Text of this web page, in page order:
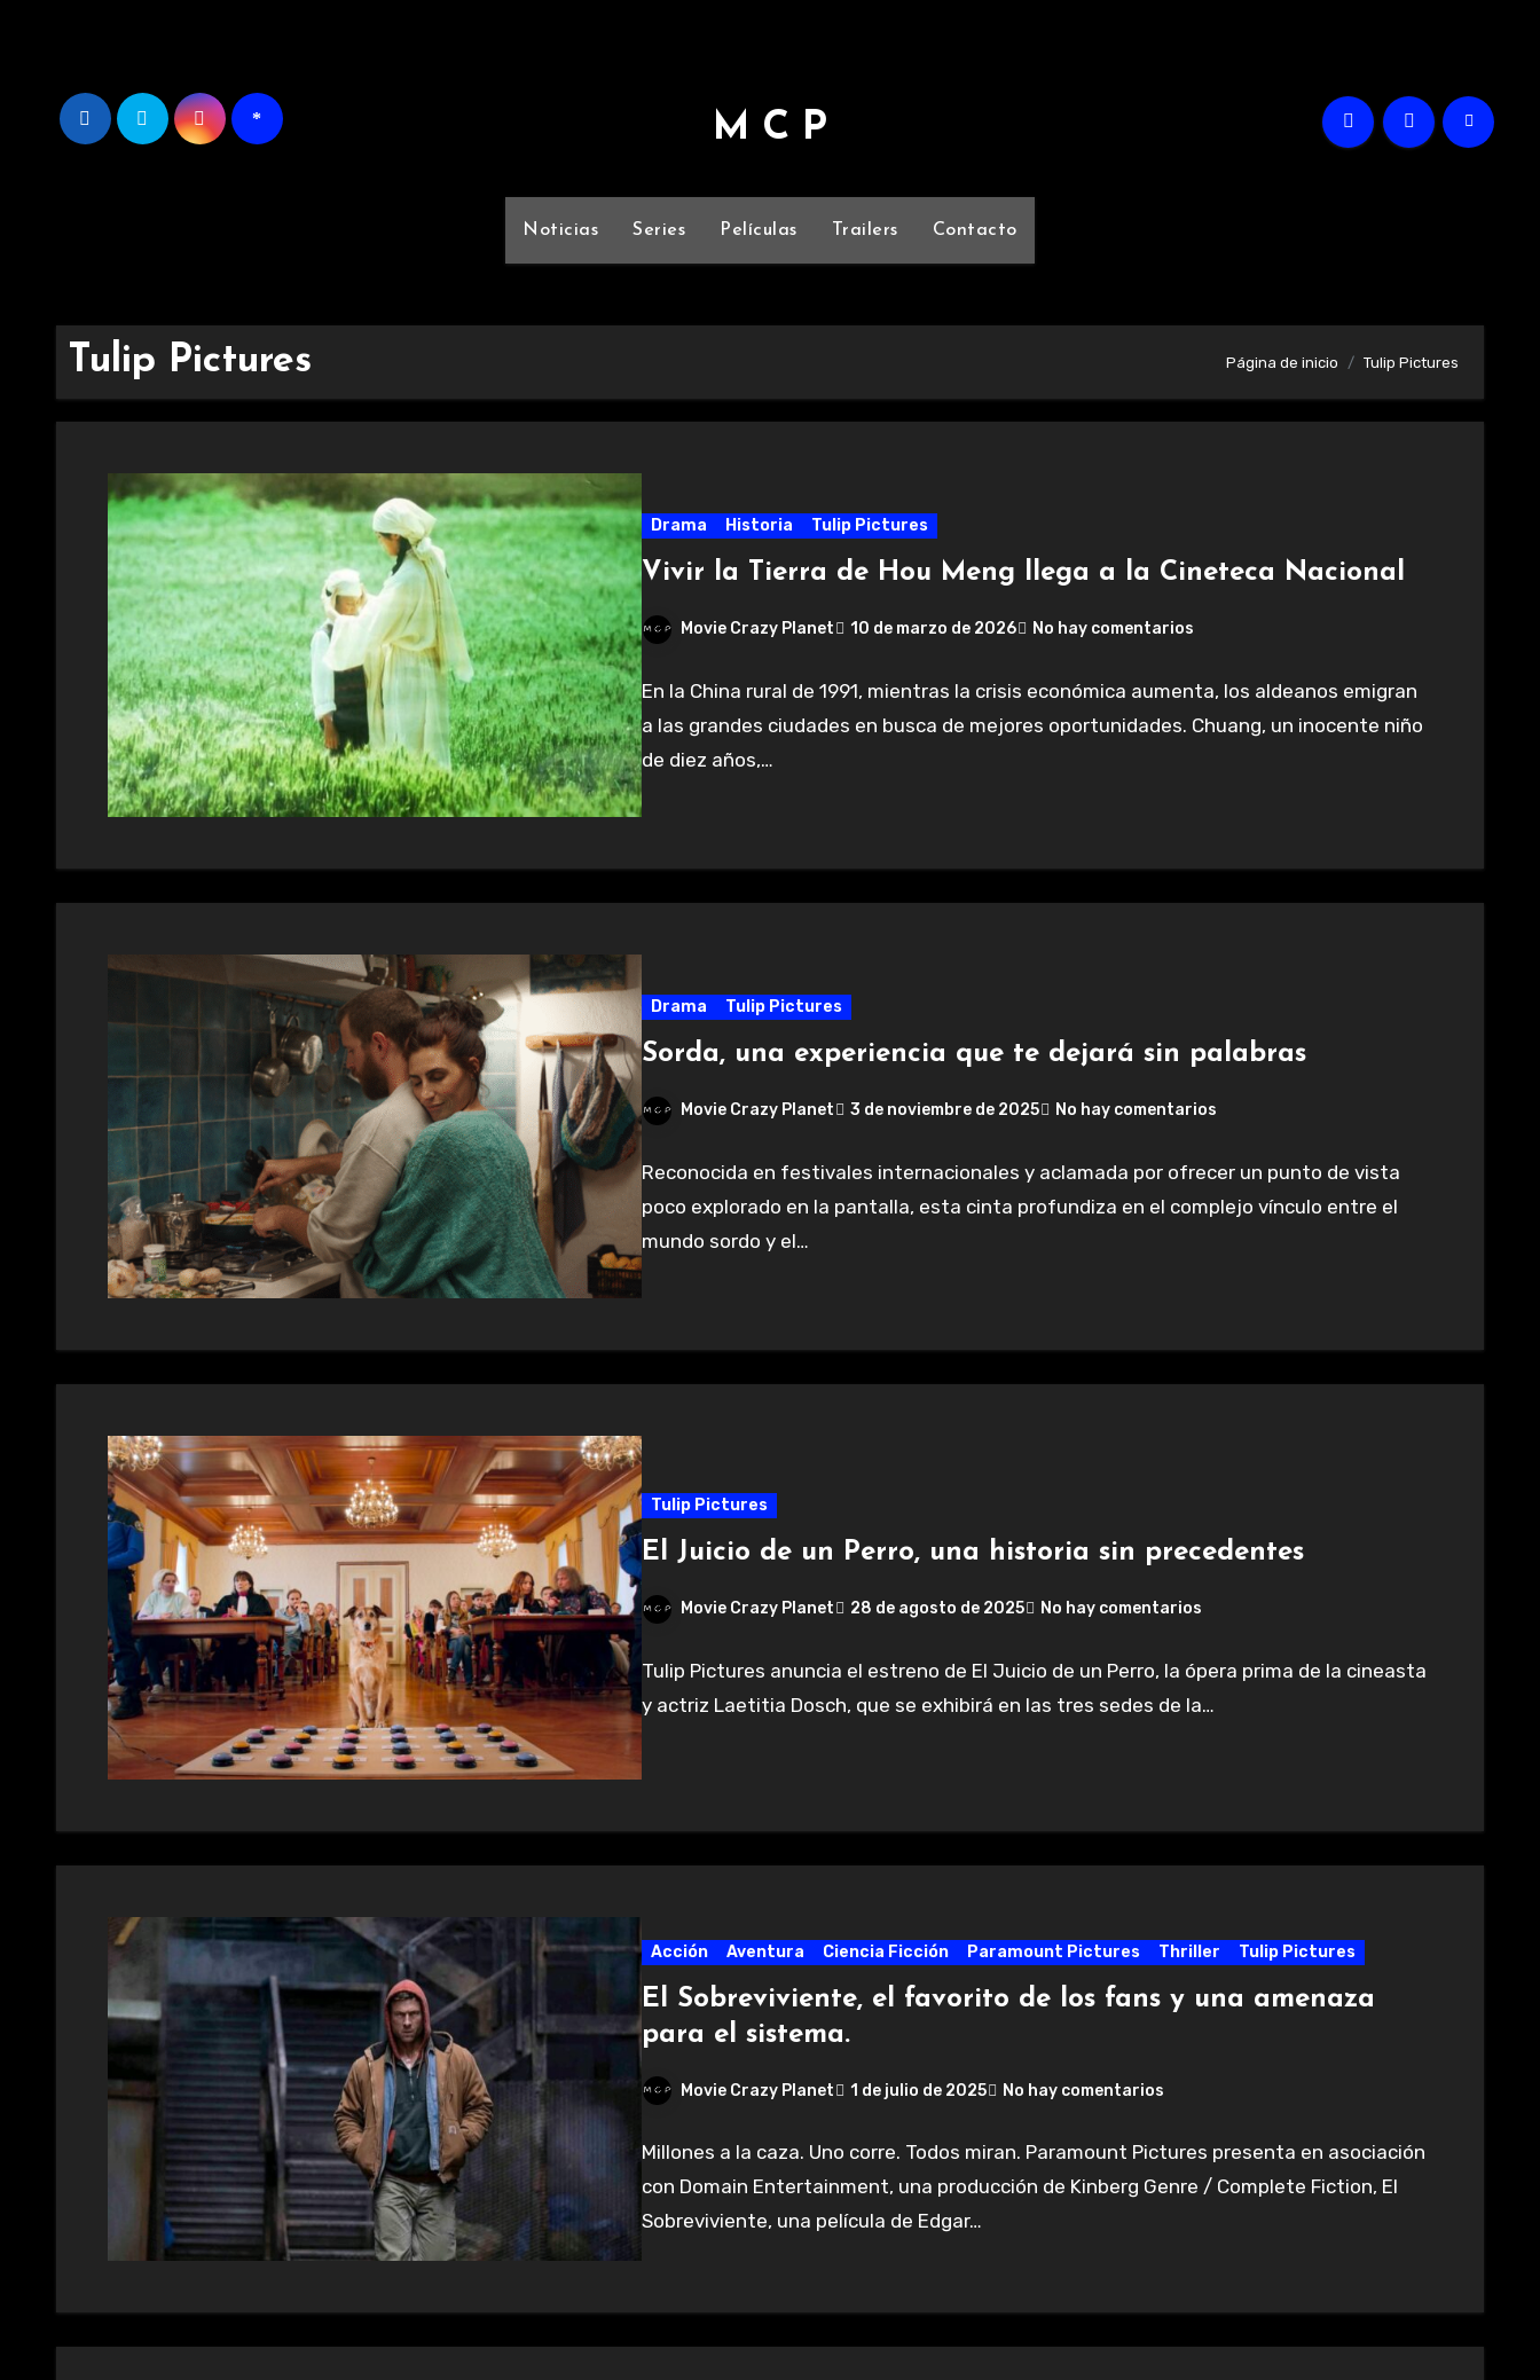
M C P
Noticias Series Películas Trailers Contacto
Tulip Pictures Página de inicio Tulip Pictures
Drama Historia Tulip Pictures
Vivir la Tierra de Hou Meng llega a la Cineteca Nacional
Movie Crazy Planet 10 de marzo de 2026 No hay comentarios
En la China rural de 1991, mientras la crisis económica aumenta, los aldeanos emigran
a las grandes ciudades en busca de mejores oportunidades. Chuang, un inocente niño
de diez años,…
Drama Tulip Pictures
Sorda, una experiencia que te dejará sin palabras
Movie Crazy Planet 3 de noviembre de 2025 No hay comentarios
Reconocida en festivales internacionales y aclamada por ofrecer un punto de vista
poco explorado en la pantalla, esta cinta profundiza en el complejo vínculo entre el
mundo sordo y el…
Tulip Pictures
El Juicio de un Perro, una historia sin precedentes
Movie Crazy Planet 28 de agosto de 2025 No hay comentarios
Tulip Pictures anuncia el estreno de El Juicio de un Perro, la ópera prima de la cineasta
y actriz Laetitia Dosch, que se exhibirá en las tres sedes de la…
Acción Aventura Ciencia Ficción Paramount Pictures Thriller Tulip Pictures
El Sobreviviente, el favorito de los fans y una amenaza
para el sistema.
Movie Crazy Planet 1 de julio de 2025 No hay comentarios
Millones a la caza. Uno corre. Todos miran. Paramount Pictures presenta en asociación
con Domain Entertainment, una producción de Kinberg Genre / Complete Fiction, El
Sobreviviente, una película de Edgar…